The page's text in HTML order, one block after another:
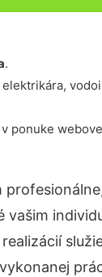
.
ponuke
vašim